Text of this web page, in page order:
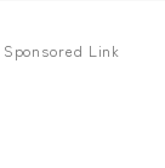
Sponsored Link